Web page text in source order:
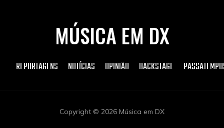
MÚSICA EM DX
REPORTAGENS NOTÍCIAS OPINIÃO BACKSTAGE
Copyright © 2026 Música em DX